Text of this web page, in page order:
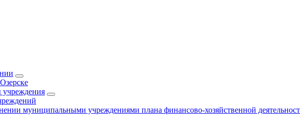
муниципальными учреждениями плана финансово-хозяйственной